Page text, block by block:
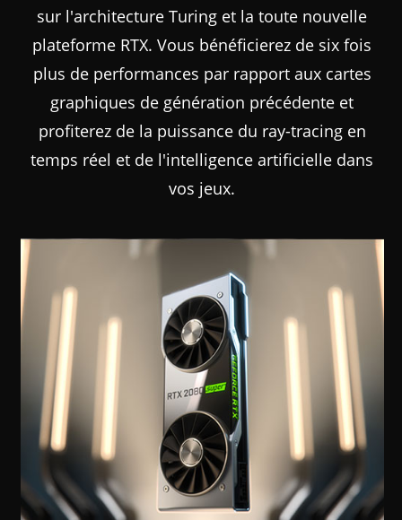
sur l'architecture Turing et la toute nouvelle
plateforme RTX. Vous bénéficierez de six fois
plus de performances par rapport aux cartes
graphiques de génération précédente et
profiterez de la puissance du ray-tracing en
temps réel et de l'intelligence artificielle dans
vos jeux.